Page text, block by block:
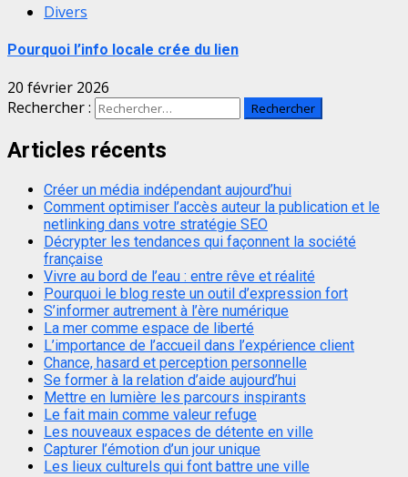
Divers
Pourquoi l’info locale crée du lien
20 février 2026
Rechercher :
Articles récents
Créer un média indépendant aujourd’hui
Comment optimiser l’accès auteur la publication et le
netlinking dans votre stratégie SEO
Décrypter les tendances qui façonnent la société
française
Vivre au bord de l’eau : entre rêve et réalité
Pourquoi le blog reste un outil d’expression fort
S’informer autrement à l’ère numérique
La mer comme espace de liberté
L’importance de l’accueil dans l’expérience client
Chance, hasard et perception personnelle
Se former à la relation d’aide aujourd’hui
Mettre en lumière les parcours inspirants
Le fait main comme valeur refuge
Les nouveaux espaces de détente en ville
Capturer l’émotion d’un jour unique
Les lieux culturels qui font battre une ville